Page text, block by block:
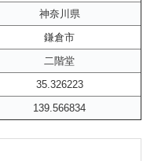
神奈川県
鎌倉市
二階堂
35.326223
139.566834